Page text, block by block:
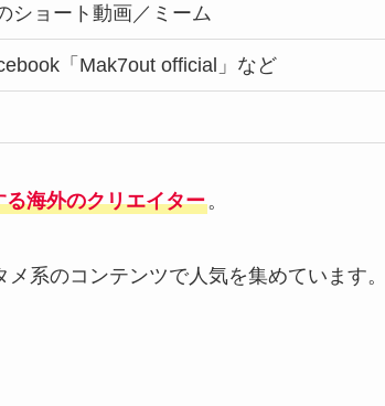
ショート動画／ミーム
「Mak7out official」など
海外のクリエイター 。
系のコンテンツで人気を集めています